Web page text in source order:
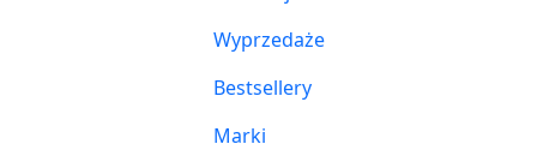
Wyprzedaże
Bestsellery
Marki